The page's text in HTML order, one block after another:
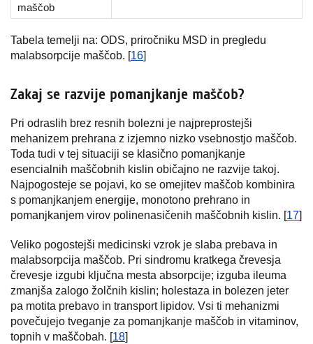
maščob
Tabela temelji na: ODS, priročniku MSD in pregledu
malabsorpcije maščob. [16]
Zakaj se razvije pomanjkanje maščob?
Pri odraslih brez resnih bolezni je najpreprostejši
mehanizem prehrana z izjemno nizko vsebnostjo maščob.
Toda tudi v tej situaciji se klasično pomanjkanje
esencialnih maščobnih kislin običajno ne razvije takoj.
Najpogosteje se pojavi, ko se omejitev maščob kombinira
s pomanjkanjem energije, monotono prehrano in
pomanjkanjem virov polinenasičenih maščobnih kislin. [17]
Veliko pogostejši medicinski vzrok je slaba prebava in
malabsorpcija maščob. Pri sindromu kratkega črevesja
črevesje izgubi ključna mesta absorpcije; izguba ileuma
zmanjša zalogo žolčnih kislin; holestaza in bolezen jeter
pa motita prebavo in transport lipidov. Vsi ti mehanizmi
povečujejo tveganje za pomanjkanje maščob in vitaminov,
topnih v maščobah. [18]